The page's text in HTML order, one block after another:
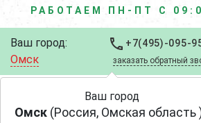
РАБОТАЕМ ПН-ПТ С
Ваш город:
Омск
+7(495)-095-
заказать обратный
Ваш город
Омск (Россия, Омская область